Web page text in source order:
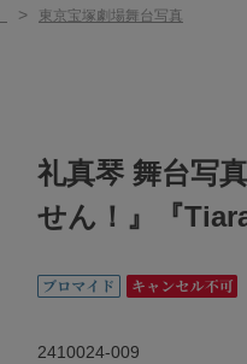
> 東京宝塚劇場舞台写真
礼真琴 舞台写
せん！』『
2410024-009